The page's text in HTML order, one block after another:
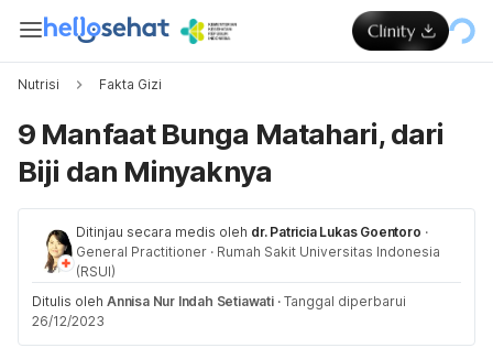
Nutrisi Fakta Gizi
9 Manfaat Bunga Matahari, dari
Biji dan Minyaknya
Ditinjau secara medis oleh dr. Patricia Lukas Goentoro ·
General Practitioner · Rumah Sakit Universitas Indonesia
(RSUI)
Ditulis oleh Annisa Nur Indah Setiawati · Tanggal diperbarui
26/12/2023